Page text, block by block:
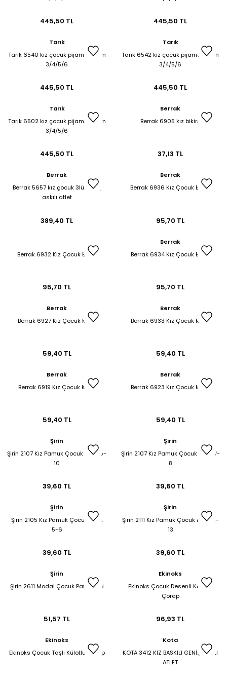
445,50 TL 445,50 TL
Tarık
Tarık 6540 kız çocuk pijama takım
3/4/5/6
445,50 TL
Tarık
Tarık 6542 kız çocuk pijama takım
3/4/5/6
445,50 TL
Tarık
Tarık 6502 kız çocuk pijama takım
3/4/5/6
445,50 TL
Berrak
Berrak 6905 kız bikini
37,13 TL
Berrak
Berrak 5657 kız çocuk 3lü geniş
askılı atlet
389,40 TL
Berrak
Berrak 6936 Kız Çocuk Boxer
95,70 TL
Berrak 6932 Kız Çocuk Boxer
95,70 TL
Berrak
Berrak 6934 Kız Çocuk Boxer
95,70 TL
Berrak
Berrak 6927 Kız Çocuk Külot
59,40 TL
Berrak
Berrak 6933 Kız Çocuk Külot
59,40 TL
Berrak
Berrak 6919 Kız Çocuk Külot
59,40 TL
Berrak
Berrak 6923 Kız Çocuk Külot
59,40 TL
Şirin
Şirin 2107 Kız Pamuk Çocuk Patik 9-
10
39,60 TL
Şirin
Şirin 2107 Kız Pamuk Çocuk Patik 7-
8
39,60 TL
Şirin
Şirin 2105 Kız Pamuk Çocuk Patik
5-6
39,60 TL
Şirin
Şirin 2111 Kız Pamuk Çocuk Patik 11-
13
39,60 TL
Şirin
Şirin 2611 Modal Çocuk Patik 11-13
51,57 TL
Ekinoks
Ekinoks Çocuk Desenli Külotlu
Çorap
96,93 TL
Ekinoks
Ekinoks Çocuk Taşlı Külotlu Çorap
Kota
KOTA 3412 KIZ BASKILI GENİŞ ASKILI
ATLET